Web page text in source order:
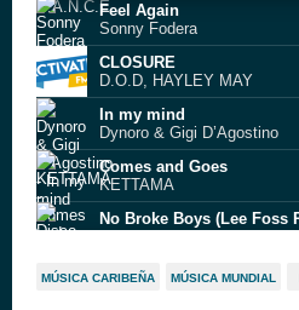
Feel Again
Sonny Fodera
CLOSURE
D.O.D, HAYLEY MAY
In my mind
Dynoro & Gigi D’Agostino
Comes and Goes
KETTAMA
No Broke Boys (Lee Foss
You Make Me
MÚSICA CARIBEÑA MÚSICA MUNDIAL